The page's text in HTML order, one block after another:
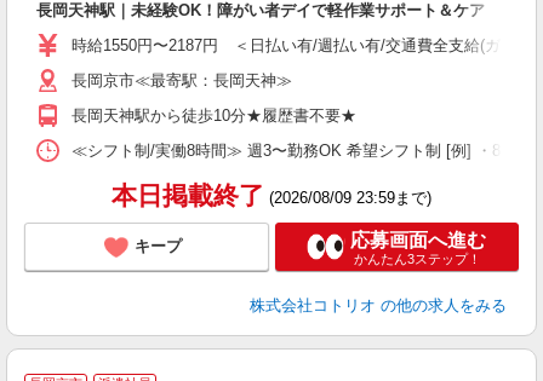
長岡天神駅｜未経験OK！障がい者デイで軽作業サポート＆ケア
時給1550円〜2187円 ＜日払い有/週払い有/交通費全支給(ガソリ
長岡京市≪最寄駅：長岡天神≫
長岡天神駅から徒歩10分★履歴書不要★
≪シフト制/実働8時間≫ 週3〜勤務OK 希望シフト制 [例] ・8:00
本日掲載終了 (2026/08/09 23:59まで)
キープ 応募画面へ進む
かんたん3ステップ！
株式会社コトリオ の他の求人をみる